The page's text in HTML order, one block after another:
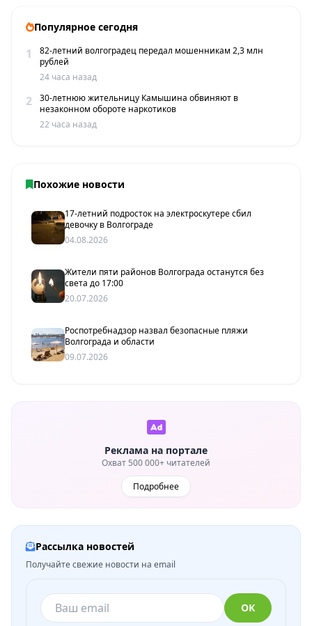
Популярное сегодня
1
82-летний волгоградец передал мошенникам 2,3 млн
рублей
24 часа назад
2
30-летнюю жительницу Камышина обвиняют в
незаконном обороте наркотиков
22 часа назад
Похожие новости
17-летний подросток на электроскутере сбил
девочку в Волгограде
04.08.2026
Жители пяти районов Волгограда останутся без
света до 17:00
20.07.2026
Роспотребнадзор назвал безопасные пляжи
Волгограда и области
09.07.2026
Реклама на портале
Охват 500 000+ читателей
Подробнее
Рассылка новостей
Получайте свежие новости на email
ОК